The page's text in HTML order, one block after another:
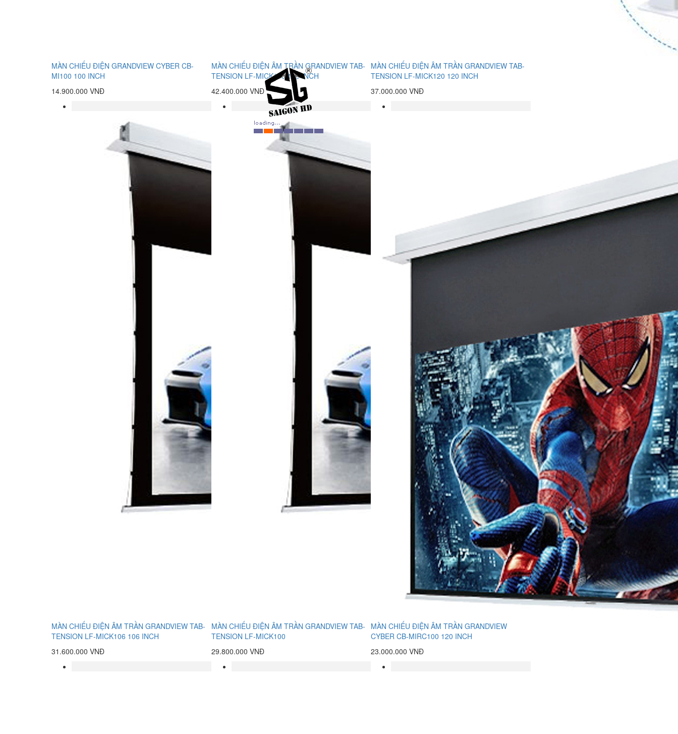
MÀN CHIẾU ĐIỆN GRANDVIEW CYBER CB-
MI100 100 INCH
14.900.000 VNĐ
MÀN CHIẾU ĐIỆN ÂM TRẦN GRANDVIEW TAB-
TENSION LF-MICK150 150 INCH
42.400.000 VNĐ
MÀN CHIẾU ĐIỆN ÂM TRẦN GRANDVIEW TAB-
TENSION LF-MICK120 120 INCH
37.000.000 VNĐ
MÀN CHIẾU ĐIỆN ÂM TRẦN GRANDVIEW TAB-
TENSION LF-MICK106 106 INCH
31.600.000 VNĐ
MÀN CHIẾU ĐIỆN ÂM TRẦN GRANDVIEW TAB-
TENSION LF-MICK100
29.800.000 VNĐ
MÀN CHIẾU ĐIỆN ÂM TRẦN GRANDVIEW
CYBER CB-MIRC100 120 INCH
23.000.000 VNĐ